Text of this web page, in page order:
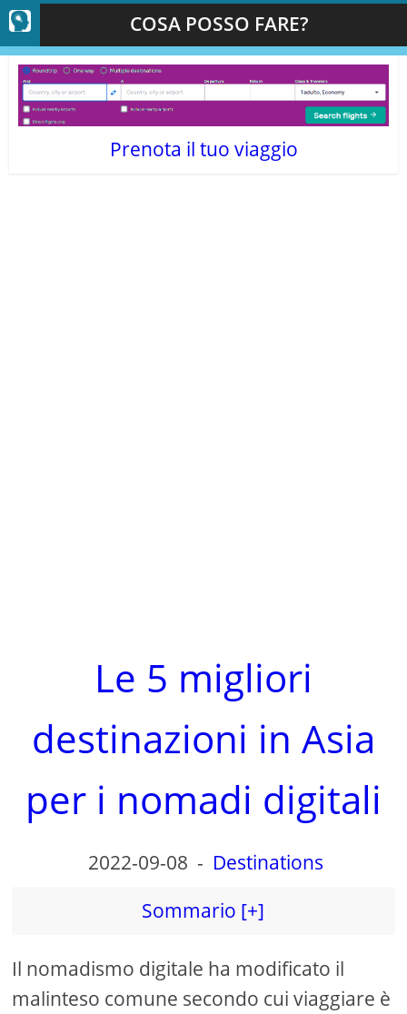
COSA POSSO FARE?
Prenota il tuo viaggio
Le 5 migliori
destinazioni in Asia
per i nomadi digitali
2022-09-08 - Destinations
Sommario [+]
Il nomadismo digitale ha modificato il
malinteso comune secondo cui viaggiare è